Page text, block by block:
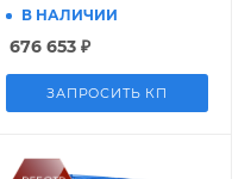
В НАЛИЧИИ
676 653 ₽
ЗАПРОСИТЬ КП